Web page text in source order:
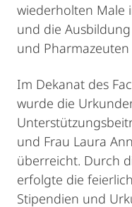
wiederholten Male
und die
und
Im Dekanat des
wurde die
und Frau Laura
überreicht. Durch
erfolgte die
Stipendien und